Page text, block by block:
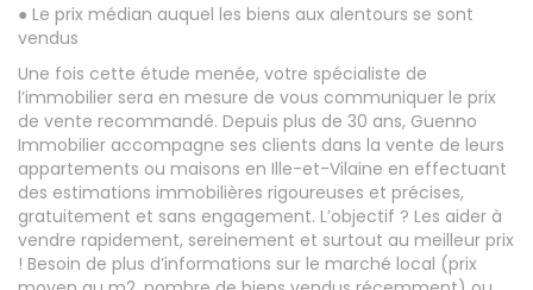
● Le prix médian auquel les biens aux alentours se sont
vendus
Une fois cette étude menée, votre spécialiste de
l’immobilier sera en mesure de vous communiquer le prix
de vente recommandé. Depuis plus de 30 ans, Guenno
Immobilier accompagne ses clients dans la vente de leurs
appartements ou maisons en Ille-et-Vilaine en effectuant
des estimations immobilières rigoureuses et précises,
gratuitement et sans engagement. L’objectif ? Les aider à
vendre rapidement, sereinement et surtout au meilleur prix
! Besoin de plus d’informations sur le marché local (prix